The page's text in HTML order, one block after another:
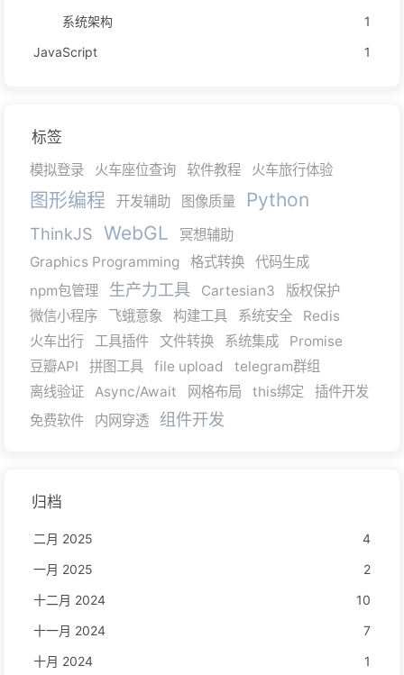
系统架构
1
JavaScript
1
标签
模拟登录 火车座位查询 软件教程 火车旅行体验
图形编程 开发辅助 图像质量 Python
ThinkJS WebGL
冥想辅助
Graphics Programming
格式转换
代码生成
npm包管理
生产力工具 Cartesian3
版权保护
微信小程序
飞蛾意象 构建工具 系统安全
Redis
火车出行
工具插件 文件转换 系统集成
Promise
豆瓣API
拼图工具 file upload
telegram群组
离线验证
Async/Await 网格布局 this绑定
插件开发
免费软件
内网穿透 组件开发
归档
二月 2025
4
一月 2025
2
十二月 2024
10
十一月 2024
7
十月 2024
1